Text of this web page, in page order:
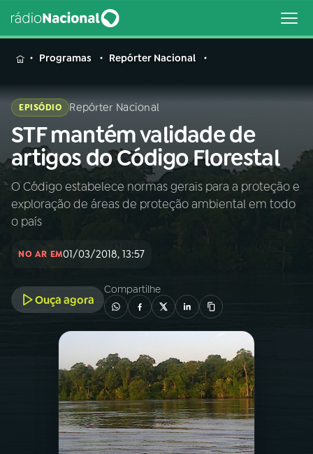
MENU
Buscar
na
Rádio
Nacional
Buscar
AO VIVO
01INÍCIO
02A RÁDIO
PROGRAMAÇÃO
PROGRAMAS
PODCASTS
Programas Repórter Nacional
EPISÓDIO Repórter Nacional
STF mantém validade de
artigos do Código Florestal
​O Código estabelece normas gerais para a proteção e
exploração de áreas de proteção ambiental em todo
o país
NO AR EM01/03/2018, 13:57
Ouça agora
Compartilhe